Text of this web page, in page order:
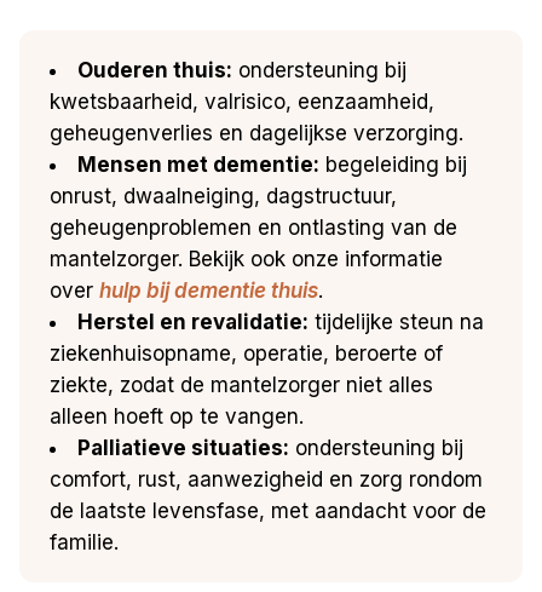
Ouderen thuis: ondersteuning bij
kwetsbaarheid, valrisico, eenzaamheid,
geheugenverlies en dagelijkse verzorging.
Mensen met dementie: begeleiding bij
onrust, dwaalneiging, dagstructuur,
geheugenproblemen en ontlasting van de
mantelzorger. Bekijk ook onze informatie
overhulp bij dementie thuis.
Herstel en revalidatie: tijdelijke steun na
ziekenhuisopname, operatie, beroerte of
ziekte, zodat de mantelzorger niet alles
alleen hoeft op te vangen.
Palliatieve situaties: ondersteuning bij
comfort, rust, aanwezigheid en zorg rondom
de laatste levensfase, met aandacht voor de
familie.